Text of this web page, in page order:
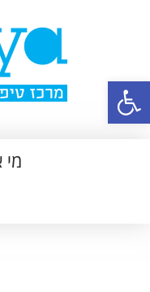
פתח סרגל נגישות
מי